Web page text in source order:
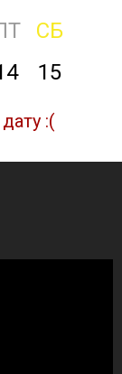
СБ
15
:(